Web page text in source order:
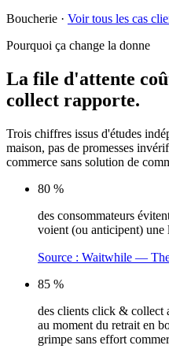
Boucherie · Voir tous les cas
Pourquoi ça change la donne
La file d'attente
collect rapporte.
Trois chiffres issus d'études
maison, pas de promesses
commerce sans solution de
80 %
des consommateurs
voient (ou anticipent) une
Source : Waitwhile —
85 %
des clients click & collect
au moment du retrait en
grimpe sans effort